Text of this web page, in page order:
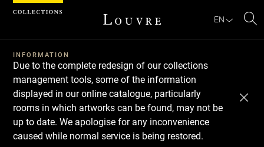
EN
INFORMATION
Due to the complete redesign of our collections
management tools, some of the information
displayed in our online catalogue, particularly
rooms in which artworks can be found, may not be
up to date. We apologise for any inconvenience
caused while normal service is being restored.
Cookies management panel